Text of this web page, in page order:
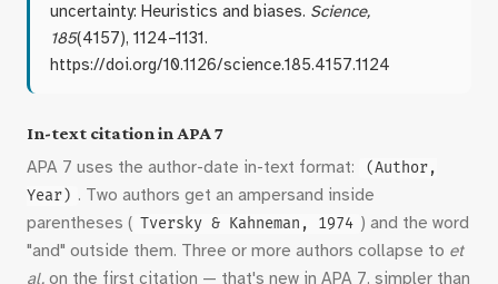
uncertainty: Heuristics and biases. Science,
185(4157), 1124–1131.
https://doi.org/10.1126/science.185.4157.1124
In-text citation in APA 7
APA 7 uses the author-date in-text format:
(Author,
Year) . Two authors get an ampersand inside
parentheses ( Tversky & Kahneman, 1974 ) and the word
"and" outside them. Three or more authors collapse to et
al. on the first citation — that's new in APA 7, simpler than